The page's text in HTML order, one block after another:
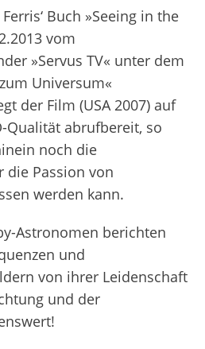
Buch »Seeing in the
vom
»Servus TV« unter dem
Universum«
der Film (USA 2007) auf
Qualität abrufbereit, so
noch die
die Passion von
werden kann.
Astronomen berichten
und
von ihrer Leidenschaft
und der